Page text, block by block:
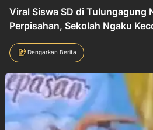
Viral Siswa SD di Tulungagung
Perpisahan, Sekolah Ngaku
Dengarkan Berita